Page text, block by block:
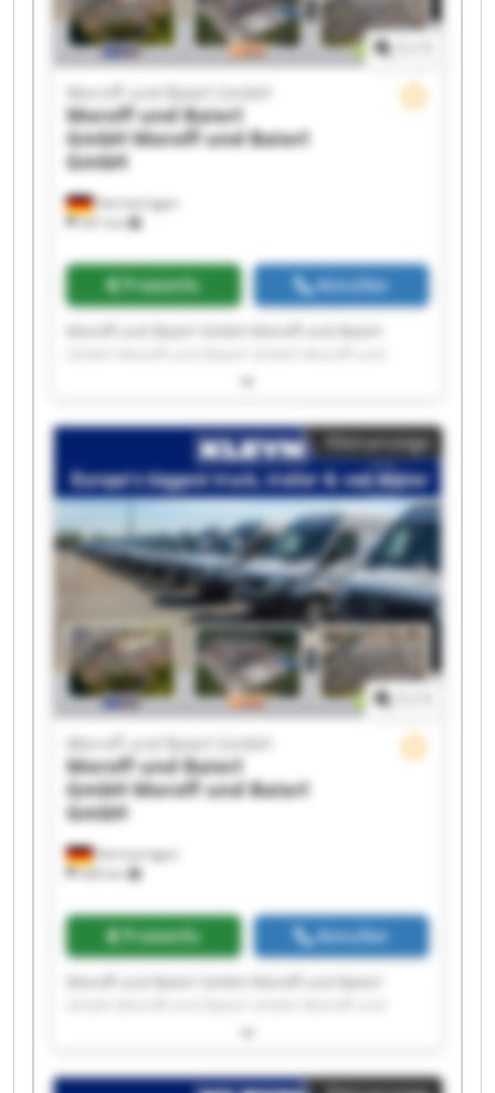
Hermaringen
341 km
Moroff und Baierl GmbH
Moroff und Baierl
GmbHMoroff und Baierl
GmbH
Preisinfo Anrufen
Moroff und Baierl GmbH Moroff und Baierl
Baierl GmbH Moroff und Baierl GmbH Moroff
Moroff und Baierl GmbH Moroff und Baierl
GmbH Moroff und Baierl GmbH Moroff und
Baierl GmbH Moroff und Baierl GmbH Moroff
und Baierl GmbH Moroff und Baierl GmbH
Moroff und Baierl GmbH Moroff und Baierl
GmbH Moroff und Baierl GmbH Moroff und
Baierl GmbH Moroff und Baierl GmbH Moroff
und Baierl GmbH
Kleinanzeige
Hermaringen
340 km
Moroff und Baierl GmbH
Moroff und Baierl
GmbHMoroff und Baierl
GmbH
Preisinfo Anrufen
Moroff und Baierl GmbH Moroff und Baierl
Baierl GmbH Moroff und Baierl GmbH Moroff
Moroff und Baierl GmbH Moroff und Baierl